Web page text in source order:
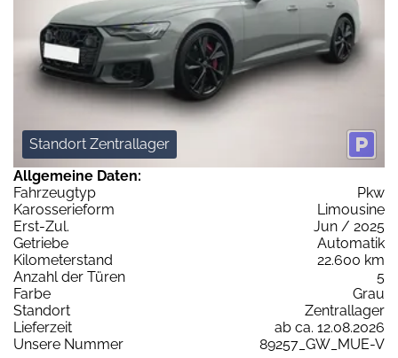
Standort Zentrallager
Allgemeine Daten:
Fahrzeugtyp
Pkw
Karosserieform
Limousine
Erst-Zul.
Jun / 2025
Getriebe
Automatik
Kilometerstand
22.600 km
Anzahl der Türen
5
Farbe
Grau
Standort
Zentrallager
Lieferzeit
ab ca. 12.08.2026
Unsere Nummer
89257_GW_MUE-V